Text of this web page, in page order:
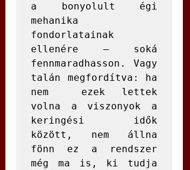
a bonyolult égi
mehanika
fondorlatainak
ellenére – soká
fennmaradhasson. Vagy
talán megfordítva: ha
nem  ezek lettek
volna a viszonyok a
keringési idők
között, nem állna
fönn ez a rendszer
még ma is, ki tudja